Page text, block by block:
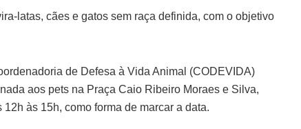
latas, cães e gatos sem raça definida, com o objetivo
de Defesa à Vida Animal (CODEVIDA)
aos pets na Praça Caio Ribeiro Moraes e Silva,
às 15h, como forma de marcar a data.